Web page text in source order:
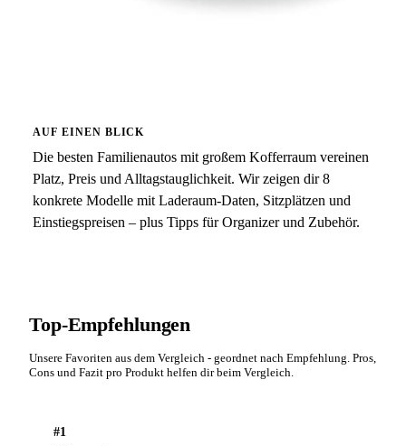
AUF EINEN BLICK
Die besten Familienautos mit großem Kofferraum vereinen
Platz, Preis und Alltagstauglichkeit. Wir zeigen dir 8
konkrete Modelle mit Laderaum-Daten, Sitzplätzen und
Einstiegspreisen – plus Tipps für Organizer und Zubehör.
Top-Empfehlungen
Unsere Favoriten aus dem Vergleich - geordnet nach Empfehlung. Pros,
Cons und Fazit pro Produkt helfen dir beim Vergleich.
#1